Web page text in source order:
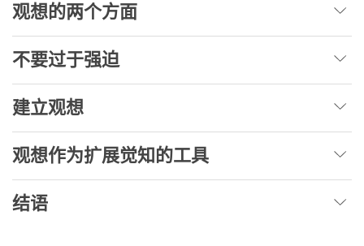
观想的两个方面
不要过于强迫
建立观想
观想作为扩展觉知的工具
结语